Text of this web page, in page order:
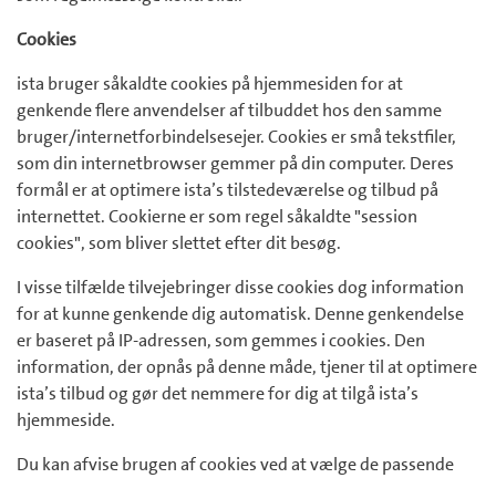
Cookies
ista bruger såkaldte cookies på hjemmesiden for at
genkende flere anvendelser af tilbuddet hos den samme
bruger/internetforbindelsesejer. Cookies er små tekstfiler,
som din internetbrowser gemmer på din computer. Deres
formål er at optimere ista’s tilstedeværelse og tilbud på
internettet. Cookierne er som regel såkaldte "session
cookies", som bliver slettet efter dit besøg.
I visse tilfælde tilvejebringer disse cookies dog information
for at kunne genkende dig automatisk. Denne genkendelse
er baseret på IP-adressen, som gemmes i cookies. Den
information, der opnås på denne måde, tjener til at optimere
ista’s tilbud og gør det nemmere for dig at tilgå ista’s
hjemmeside.
Du kan afvise brugen af cookies ved at vælge de passende